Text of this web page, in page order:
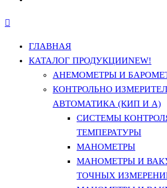
ГЛАВНАЯ
КАТАЛОГ ПРОДУКЦИИNEW!
АНЕМОМЕТРЫ И
КОНТРОЛЬНО
АВТОМАТИКА (КИП И А)
СИСТЕМЫ
ТЕМПЕРАТУРЫ
МАНОМЕТРЫ
МАНОМЕТРЫ И
ТОЧНЫХ